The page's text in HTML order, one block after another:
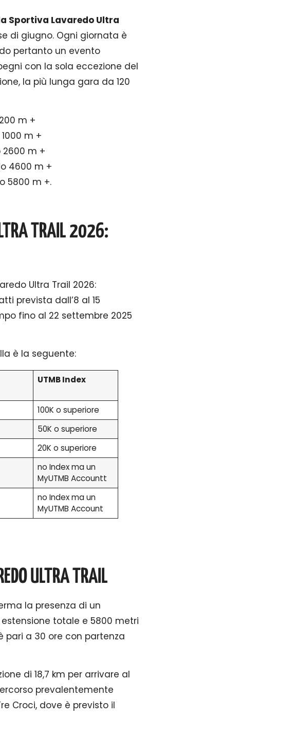
Sportiva Lavaredo Ultra
di giugno. Ogni giornata è
pertanto un evento
con la sola eccezione del
la più lunga gara da 120
m +
m +
2600 m +
4600 m +
5800 m +.
TRAIL 2026:
Ultra Trail 2026:
prevista dall’8 al 15
fino al 22 settembre 2025
è la seguente:
UTMB Index
100K o superiore
50K o superiore
20K o superiore
no Index ma un
MyUTMB Accountt
no Index ma un
MyUTMB Account
ULTRA TRAIL
la presenza di un
totale e 5800 metri
pari a 30 ore con partenza
di 18,7 km per arrivare al
prevalentemente
Croci, dove è previsto il